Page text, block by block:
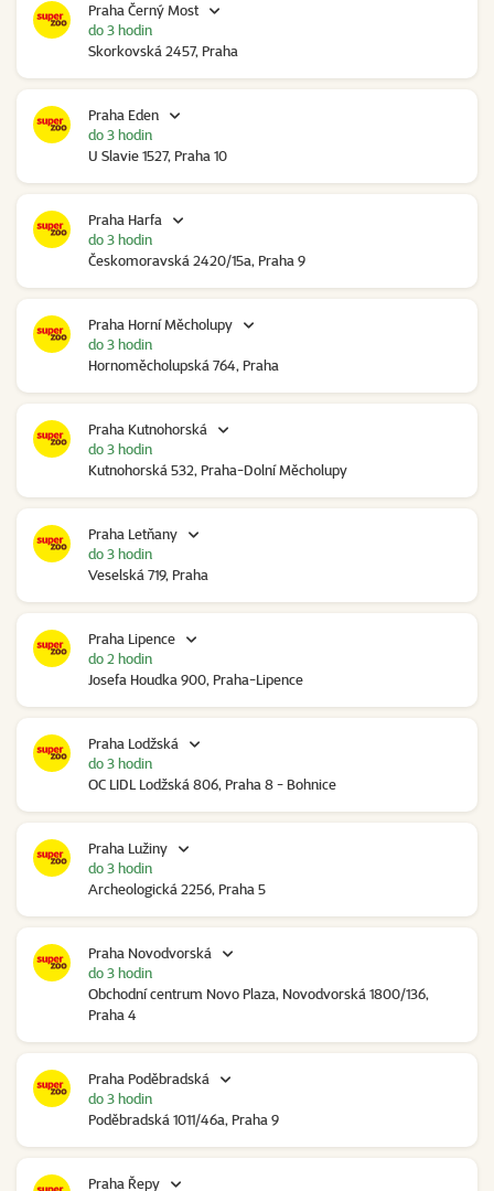
Praha Černý Most
Skorkovská 2457, Praha
do 3 hodin
Praha Eden
U Slavie 1527, Praha 10
do 3 hodin
Praha Harfa
Českomoravská 2420/15a, Praha 9
do 3 hodin
Praha Horní Měcholupy
Hornoměcholupská 764, Praha
do 3 hodin
Praha Kutnohorská
Kutnohorská 532, Praha-Dolní Měcholupy
do 3 hodin
Praha Letňany
Veselská 719, Praha
do 3 hodin
Praha Lipence
Josefa Houdka 900, Praha-Lipence
do 2 hodin
Praha Lodžská
OC LIDL Lodžská 806, Praha 8 - Bohnice
do 3 hodin
Praha Lužiny
Archeologická 2256, Praha 5
do 3 hodin
Praha Novodvorská
Obchodní centrum Novo Plaza, Novodvorská 1800/136,
Praha 4
do 3 hodin
Praha Poděbradská
Poděbradská 1011/46a, Praha 9
do 3 hodin
Praha Řepy